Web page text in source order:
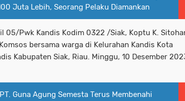
Juta Lebih, Seorang Pelaku Diamankan
05/Pwk Kandis Kodim 0322 /Siak, Koptu K.
bersama warga di Kelurahan Kandis Kota
Kabupaten Siak, Riau. Minggu, 10 Desember
PT. Guna Agung Semesta Terus Membenahi